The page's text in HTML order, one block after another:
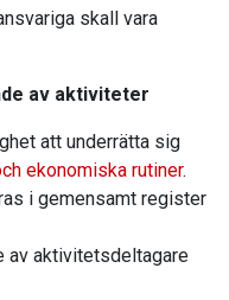
skall vara
av aktiviteter
att underrätta sig
ekonomiska rutiner.
i gemensamt register
av aktivitetsdeltagare